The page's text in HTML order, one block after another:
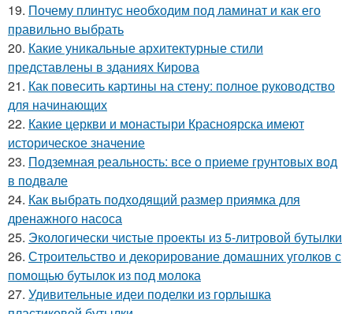
19. Почему плинтус необходим под ламинат и как его
правильно выбрать
20. Какие уникальные архитектурные стили
представлены в зданиях Кирова
21. Как повесить картины на стену: полное руководство
для начинающих
22. Какие церкви и монастыри Красноярска имеют
историческое значение
23. Подземная реальность: все о приеме грунтовых вод
в подвале
24. Как выбрать подходящий размер приямка для
дренажного насоса
25. Экологически чистые проекты из 5-литровой бутылки
26. Строительство и декорирование домашних уголков с
помощью бутылок из под молока
27. Удивительные идеи поделки из горлышка